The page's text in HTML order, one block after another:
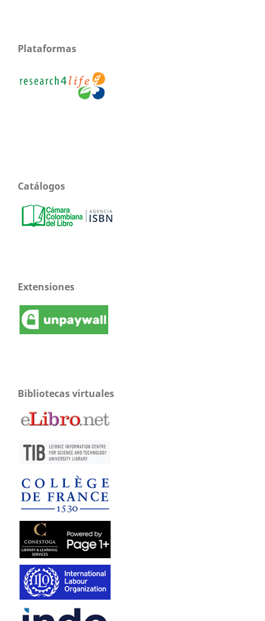
Plataformas
Catálogos
Extensiones
Bibliotecas virtuales